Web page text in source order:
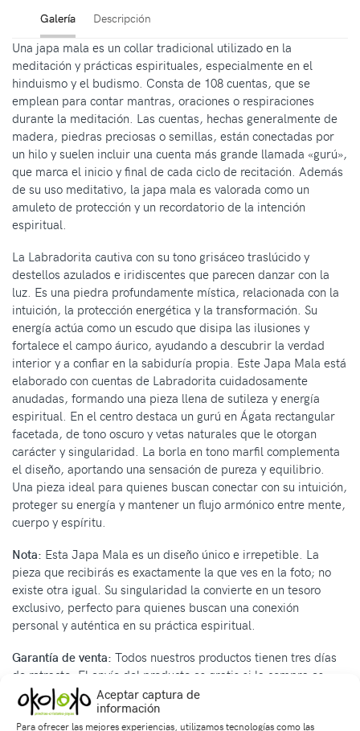
Aceptar captura de
información
Para ofrecer las mejores experiencias, utilizamos tecnologías como las
Galería Descripción
Una japa mala es un collar tradicional utilizado en la
meditación y prácticas espirituales, especialmente en el
hinduismo y el budismo. Consta de 108 cuentas, que se
emplean para contar mantras, oraciones o respiraciones
durante la meditación. Las cuentas, hechas generalmente de
madera, piedras preciosas o semillas, están conectadas por
un hilo y suelen incluir una cuenta más grande llamada «gurú»,
que marca el inicio y final de cada ciclo de recitación. Además
de su uso meditativo, la japa mala es valorada como un
amuleto de protección y un recordatorio de la intención
espiritual.
La Labradorita cautiva con su tono grisáceo traslúcido y
destellos azulados e iridiscentes que parecen danzar con la
luz. Es una piedra profundamente mística, relacionada con la
intuición, la protección energética y la transformación. Su
energía actúa como un escudo que disipa las ilusiones y
fortalece el campo áurico, ayudando a descubrir la verdad
interior y a confiar en la sabiduría propia. Este Japa Mala está
elaborado con cuentas de Labradorita cuidadosamente
anudadas, formando una pieza llena de sutileza y energía
espiritual. En el centro destaca un gurú en Ágata rectangular
facetada, de tono oscuro y vetas naturales que le otorgan
carácter y singularidad. La borla en tono marfil complementa
el diseño, aportando una sensación de pureza y equilibrio.
Una pieza ideal para quienes buscan conectar con su intuición,
proteger su energía y mantener un flujo armónico entre mente,
cuerpo y espíritu.
Nota: Esta Japa Mala es un diseño único e irrepetible. La
pieza que recibirás es exactamente la que ves en la foto; no
existe otra igual. Su singularidad la convierte en un tesoro
exclusivo, perfecto para quienes buscan una conexión
personal y auténtica en su práctica espiritual.
Garantía de venta: Todos nuestros productos tienen tres días
de retracto. El envío del producto es gratis si la compra es
superior a $200.000. Todos los envíos tienen seguro de
entrega incluido.